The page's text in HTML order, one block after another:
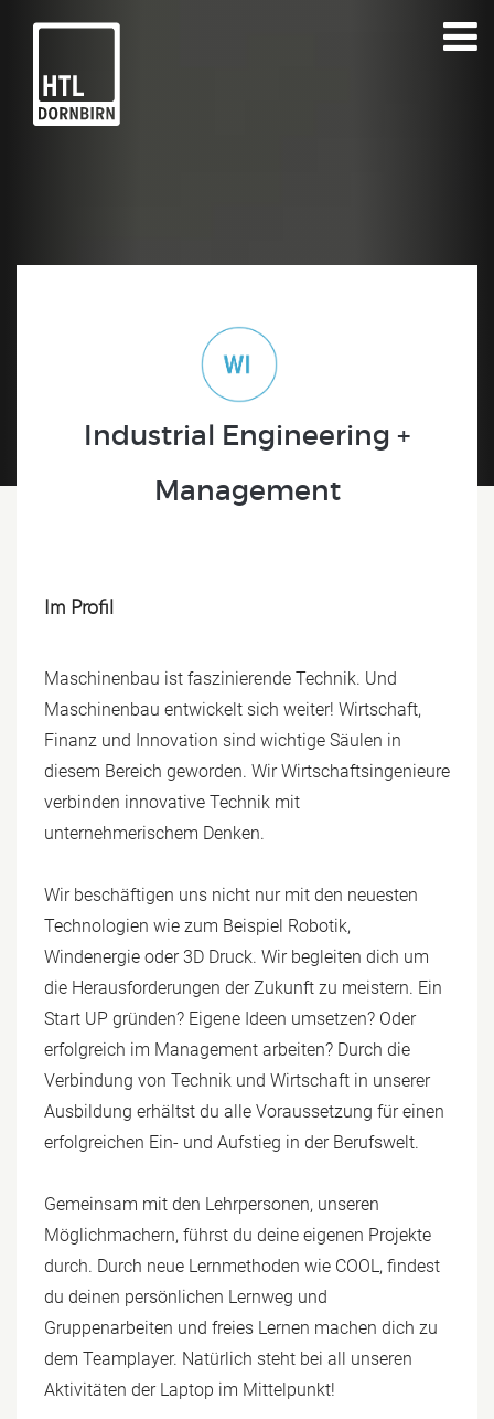
Industrial Engineering +
Management
Im Profil
Maschinenbau ist faszinierende Technik. Und
Maschinenbau entwickelt sich weiter! Wirtschaft,
Finanz und Innovation sind wichtige Säulen in
diesem Bereich geworden. Wir Wirtschaftsingenieure
verbinden innovative Technik mit
unternehmerischem Denken.
Wir beschäftigen uns nicht nur mit den neuesten
Technologien wie zum Beispiel Robotik,
Windenergie oder 3D Druck. Wir begleiten dich um
die Herausforderungen der Zukunft zu meistern. Ein
Start UP gründen? Eigene Ideen umsetzen? Oder
erfolgreich im Management arbeiten? Durch die
Verbindung von Technik und Wirtschaft in unserer
Ausbildung erhältst du alle Voraussetzung für einen
erfolgreichen Ein- und Aufstieg in der Berufswelt.
Gemeinsam mit den Lehrpersonen, unseren
Möglichmachern, führst du deine eigenen Projekte
durch. Durch neue Lernmethoden wie COOL, findest
du deinen persönlichen Lernweg und
Gruppenarbeiten und freies Lernen machen dich zu
dem Teamplayer. Natürlich steht bei all unseren
Aktivitäten der Laptop im Mittelpunkt!